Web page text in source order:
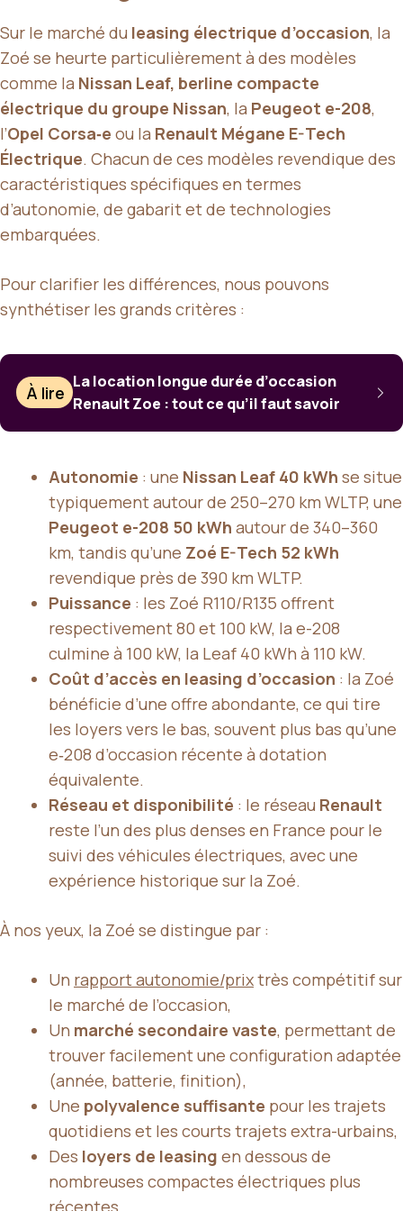
Sur le marché du leasing électrique d’occasion, la
Zoé se heurte particulièrement à des modèles
comme la Nissan Leaf, berline compacte
électrique du groupe Nissan, la Peugeot e-208,
l’Opel Corsa‑e ou la Renault Mégane E-Tech
Électrique. Chacun de ces modèles revendique des
caractéristiques spécifiques en termes
d’autonomie, de gabarit et de technologies
embarquées.
Pour clarifier les différences, nous pouvons
synthétiser les grands critères :
À lire
La location longue durée d’occasion
Renault Zoe : tout ce qu’il faut savoir
Autonomie : une Nissan Leaf 40 kWh se situe
typiquement autour de 250–270 km WLTP, une
Peugeot e-208 50 kWh autour de 340–360
km, tandis qu’une Zoé E-Tech 52 kWh
revendique près de 390 km WLTP.
Puissance : les Zoé R110/R135 offrent
respectivement 80 et 100 kW, la e-208
culmine à 100 kW, la Leaf 40 kWh à 110 kW.
Coût d’accès en leasing d’occasion : la Zoé
bénéficie d’une offre abondante, ce qui tire
les loyers vers le bas, souvent plus bas qu’une
e‑208 d’occasion récente à dotation
équivalente.
Réseau et disponibilité : le réseau Renault
reste l’un des plus denses en France pour le
suivi des véhicules électriques, avec une
expérience historique sur la Zoé.
À nos yeux, la Zoé se distingue par :
Un rapport autonomie/prixtrès compétitif sur
le marché de l’occasion,
Un marché secondaire vaste, permettant de
trouver facilement une configuration adaptée
(année, batterie, finition),
Une polyvalence suffisante pour les trajets
quotidiens et les courts trajets extra-urbains,
Des loyers de leasing en dessous de
nombreuses compactes électriques plus
récentes.